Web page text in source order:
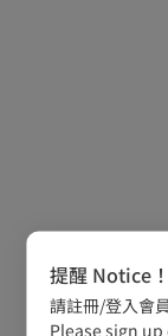
提醒 Notice！
請註冊/登入會
Please sign